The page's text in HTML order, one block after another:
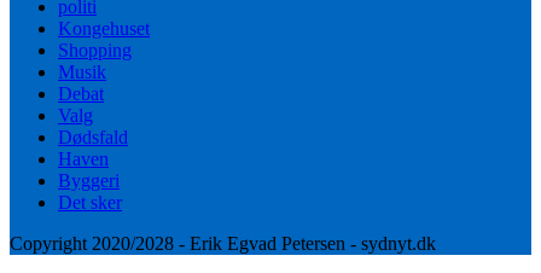
politi
Kongehuset
Shopping
Musik
Debat
Valg
Dødsfald
Haven
Byggeri
Det sker
Copyright 2020/2028 - Erik Egvad Petersen - sydnyt.dk